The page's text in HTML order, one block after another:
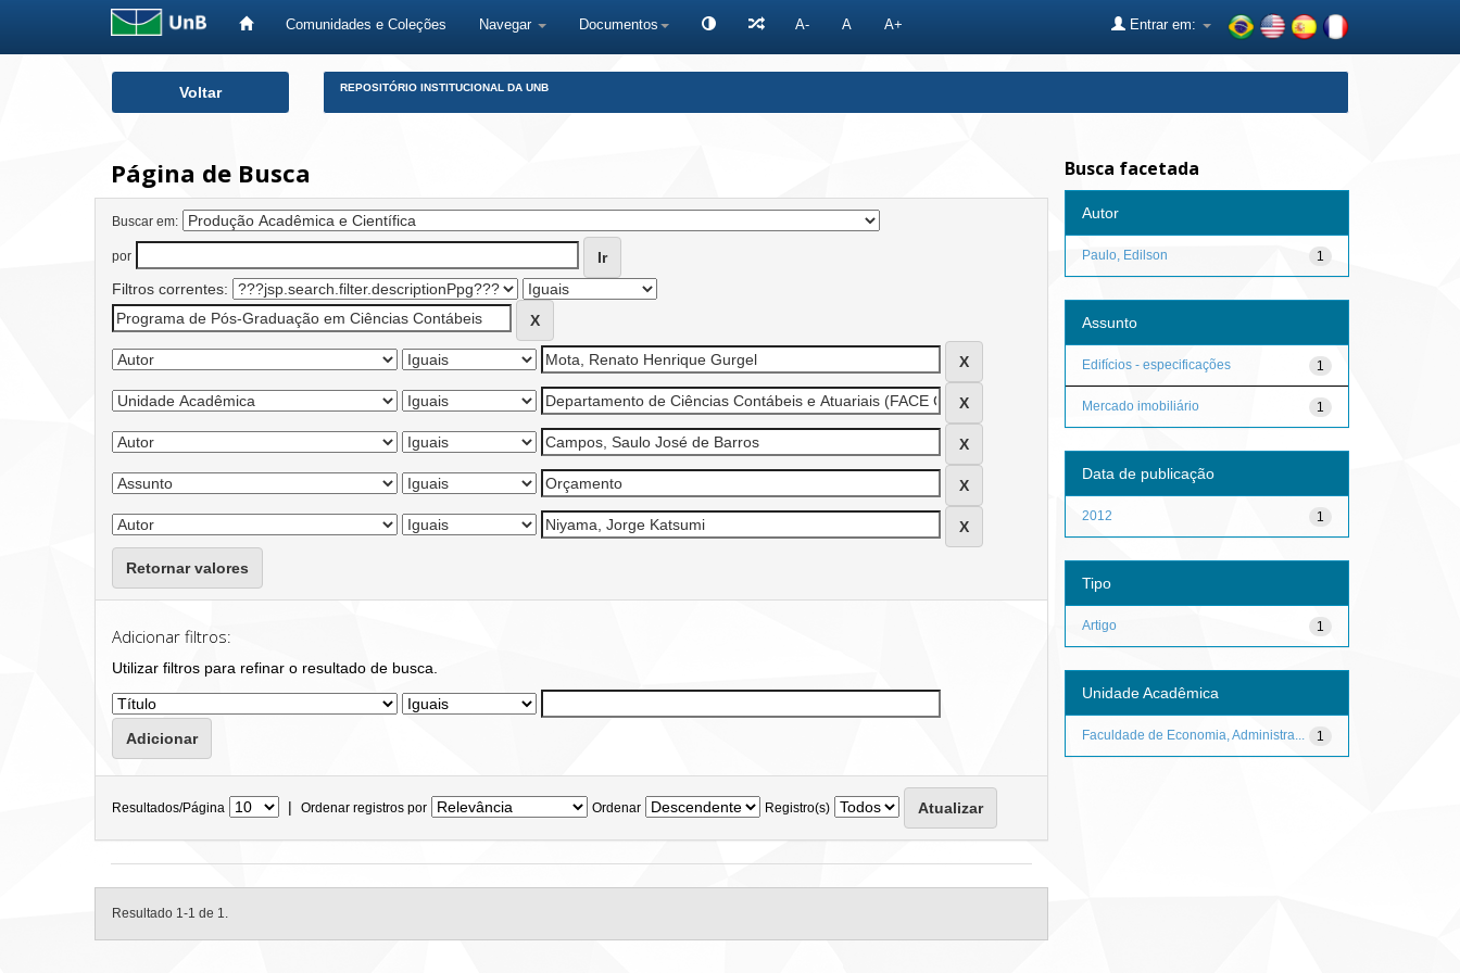
Comunidades e Coleções Navegar Documentos A- A A+ Entrar em:
Voltar REPOSITÓRIO INSTITUCIONAL DA UNB
Página de Busca
Buscar em:
por
Filtros correntes:
Retornar valores
Adicionar filtros:
Utilizar filtros para refinar o resultado de busca.
Resultados/Página | Ordenar registros por Ordenar Registro(s)
Resultado 1-1 de 1.
Busca facetada
Autor
1
Paulo, Edilson
Assunto
1
Edifícios - especificações
1
Mercado imobiliário
Data de publicação
1
2012
Tipo
1
Artigo
Unidade Acadêmica
1
Faculdade de Economia, Administra...